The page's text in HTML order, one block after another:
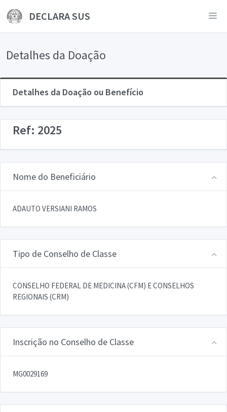
DECLARA SUS
Detalhes da Doação
Detalhes da Doação ou Benefício
Ref: 2025
Nome do Beneficiário
ADAUTO VERSIANI RAMOS
Tipo de Conselho de Classe
CONSELHO FEDERAL DE MEDICINA (CFM) E CONSELHOS
REGIONAIS (CRM)
Inscrição no Conselho de Classe
MG0029169